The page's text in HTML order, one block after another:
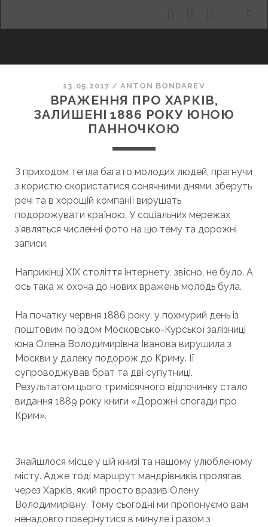
13.05.2017 / ANTON BONDAREV
ВРАЖЕННЯ ПРО ХАРКІВ,
ЗАЛИШЕНІ 1886 РОКУ ЮНОЮ
ПАННОЧКОЮ
З приходом тепла багато молодих людей, прагнучи
з користю скористатися сонячними днями, зберуть
речі та в хорошій компанії вирушать
подорожувати країною. У соціальних мережах
з’являться численні фото на цю тему та дорожні
записи.
Наприкінці XIX століття інтернету, звісно, не було. А
ось така ж охоча до нових вражень молодь була.
На початку червня 1886 року, у похмурий день із
поштовим поїздом Московсько-Курської залізниці
юна Олена Володимирівна Іванова вирушила з
Москви у далеку подорож до Криму. Її
супроводжував брат та дві супутниці.
Результатом цього тримісячного відпочинку стало
видання 1889 року книги «Дорожні спогади про
Крим».
Знайшлося місце у цій книзі та нашому улюбленому
місту. Адже тоді маршрут мандрівників пролягав
через Харків, який просто вразив Олену
Володимирівну. Тому сьогодні ми пропонуємо вам
ненадовго повернутися в минуле і разом з